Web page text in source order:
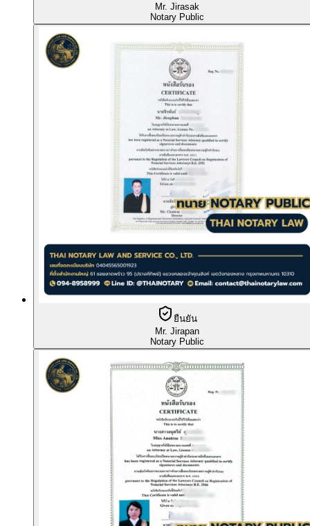
Mr. Jirasak
Notary Public
ยืนยัน
Mr. Jirapan
Notary Public